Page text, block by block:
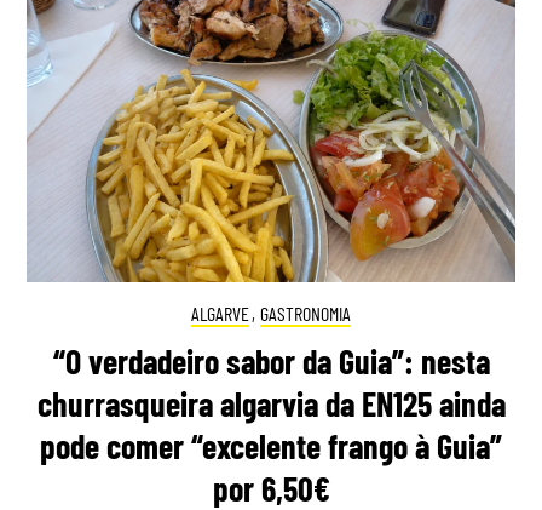
ALGARVE, GASTRONOMIA
“O verdadeiro sabor da Guia”: nesta
churrasqueira algarvia da EN125 ainda
pode comer “excelente frango à Guia”
por 6,50€